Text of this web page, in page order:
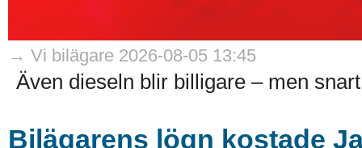
→ Vi bilägare 2026-08-05 13:45
Även dieseln blir billigare – men
Bilägarens lögn kostade